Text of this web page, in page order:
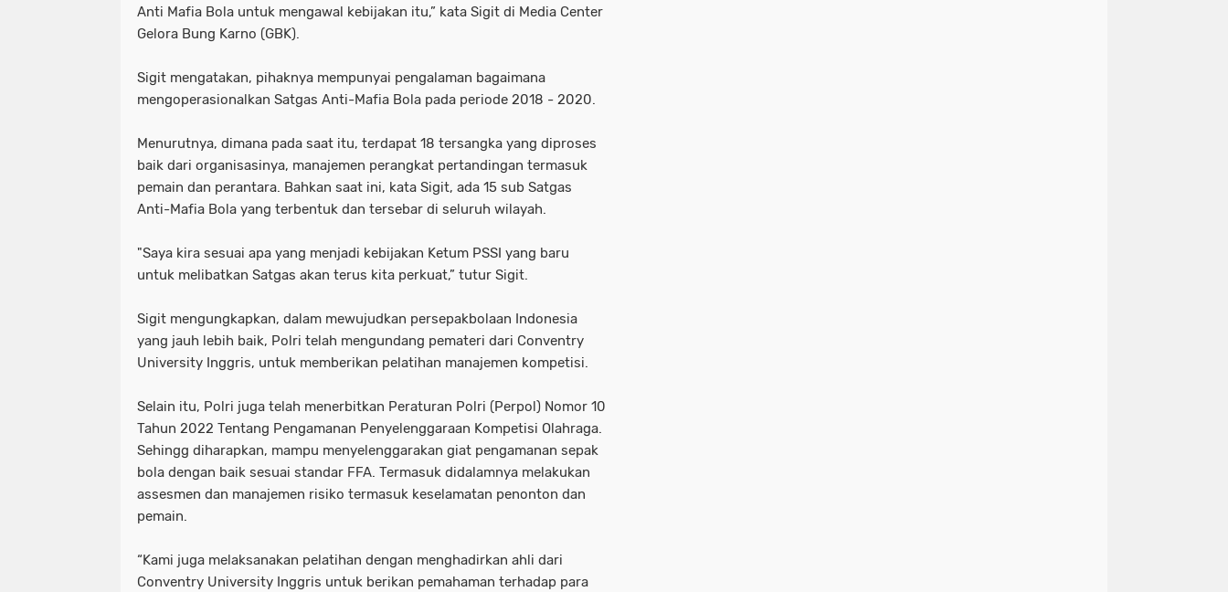
Anti Mafia Bola untuk mengawal kebijakan itu,” kata Sigit di Media Center
Gelora Bung Karno (GBK).
Sigit mengatakan, pihaknya mempunyai pengalaman bagaimana
mengoperasionalkan Satgas Anti-Mafia Bola pada periode 2018 - 2020.
Menurutnya, dimana pada saat itu, terdapat 18 tersangka yang diproses
baik dari organisasinya, manajemen perangkat pertandingan termasuk
pemain dan perantara. Bahkan saat ini, kata Sigit, ada 15 sub Satgas
Anti-Mafia Bola yang terbentuk dan tersebar di seluruh wilayah.
"Saya kira sesuai apa yang menjadi kebijakan Ketum PSSI yang baru
untuk melibatkan Satgas akan terus kita perkuat,” tutur Sigit.
Sigit mengungkapkan, dalam mewujudkan persepakbolaan Indonesia
yang jauh lebih baik, Polri telah mengundang pemateri dari Conventry
University Inggris, untuk memberikan pelatihan manajemen kompetisi.
Selain itu, Polri juga telah menerbitkan Peraturan Polri (Perpol) Nomor 10
Tahun 2022 Tentang Pengamanan Penyelenggaraan Kompetisi Olahraga.
Sehingg diharapkan, mampu menyelenggarakan giat pengamanan sepak
bola dengan baik sesuai standar FFA. Termasuk didalamnya melakukan
assesmen dan manajemen risiko termasuk keselamatan penonton dan
pemain.
“Kami juga melaksanakan pelatihan dengan menghadirkan ahli dari
Conventry University Inggris untuk berikan pemahaman terhadap para